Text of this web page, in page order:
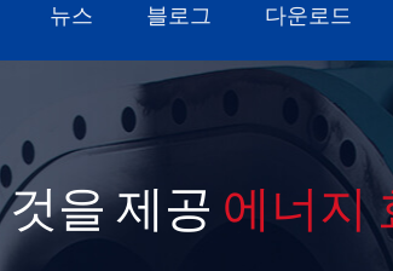
가 더 많
의 불
브를
압력
없이
폼 컨트
질의 작
사전 설
는 중지
기록을
뉴스 블로그 다운로드
을 제공 에너지